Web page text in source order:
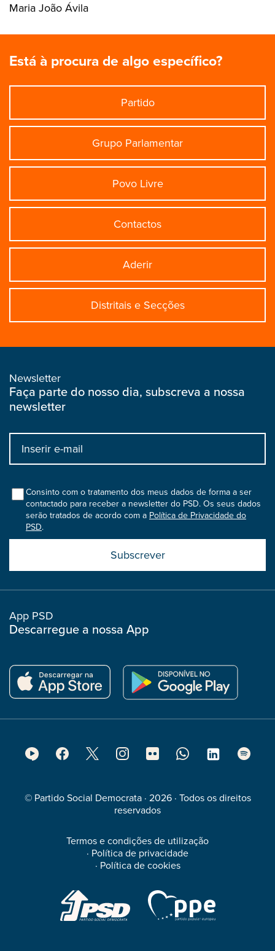
Maria João Ávila
Está à procura de algo específico?
Partido
Grupo Parlamentar
Povo Livre
Contactos
Aderir
Distritais e Secções
Newsletter
Faça parte do nosso dia, subscreva a nossa
newsletter
Input
bootstrap
colConsinto com o tratamento dos meus dados de forma a ser
contactado para receber a newsletter do PSD. Os seus dados
serão tratados de acordo com a Política de Privacidade do
PSD.
boostrap
col
App PSD
Descarregue a nossa App
© Partido Social Democrata · 2026 · Todos os direitos
reservados
Termos e condições de utilização
· Política de privacidade
· Política de cookies
Footer
Media